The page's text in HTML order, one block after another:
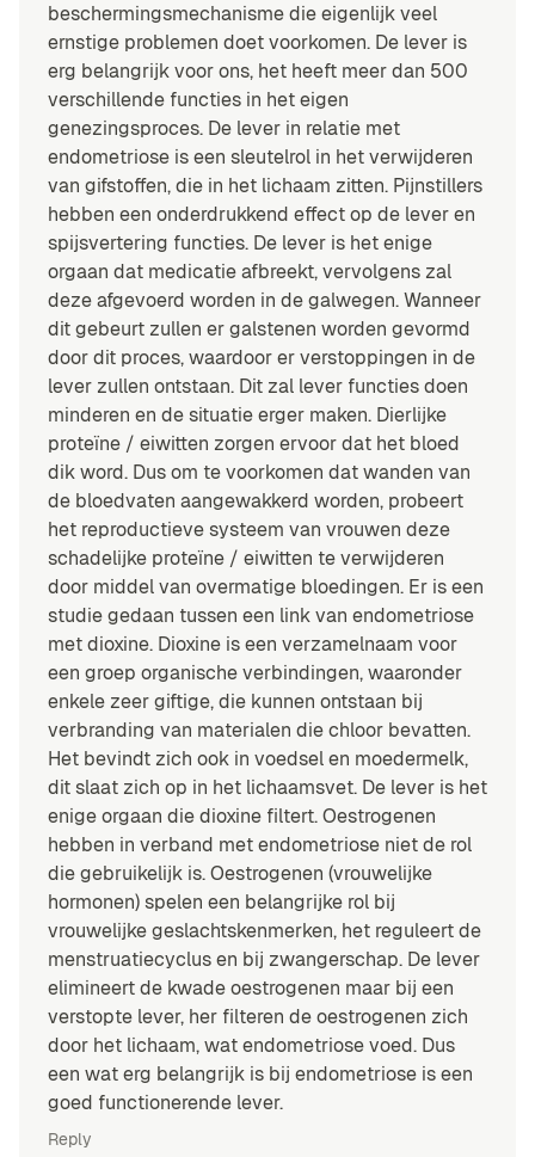
beschermingsmechanisme die eigenlijk veel
ernstige problemen doet voorkomen. De lever is
erg belangrijk voor ons, het heeft meer dan 500
verschillende functies in het eigen
genezingsproces. De lever in relatie met
endometriose is een sleutelrol in het verwijderen
van gifstoffen, die in het lichaam zitten. Pijnstillers
hebben een onderdrukkend effect op de lever en
spijsvertering functies. De lever is het enige
orgaan dat medicatie afbreekt, vervolgens zal
deze afgevoerd worden in de galwegen. Wanneer
dit gebeurt zullen er galstenen worden gevormd
door dit proces, waardoor er verstoppingen in de
lever zullen ontstaan. Dit zal lever functies doen
minderen en de situatie erger maken. Dierlijke
proteïne / eiwitten zorgen ervoor dat het bloed
dik word. Dus om te voorkomen dat wanden van
de bloedvaten aangewakkerd worden, probeert
het reproductieve systeem van vrouwen deze
schadelijke proteïne / eiwitten te verwijderen
door middel van overmatige bloedingen. Er is een
studie gedaan tussen een link van endometriose
met dioxine. Dioxine is een verzamelnaam voor
een groep organische verbindingen, waaronder
enkele zeer giftige, die kunnen ontstaan bij
verbranding van materialen die chloor bevatten.
Het bevindt zich ook in voedsel en moedermelk,
dit slaat zich op in het lichaamsvet. De lever is het
enige orgaan die dioxine filtert. Oestrogenen
hebben in verband met endometriose niet de rol
die gebruikelijk is. Oestrogenen (vrouwelijke
hormonen) spelen een belangrijke rol bij
vrouwelijke geslachtskenmerken, het reguleert de
menstruatiecyclus en bij zwangerschap. De lever
elimineert de kwade oestrogenen maar bij een
verstopte lever, her filteren de oestrogenen zich
door het lichaam, wat endometriose voed. Dus
een wat erg belangrijk is bij endometriose is een
goed functionerende lever.
Reply